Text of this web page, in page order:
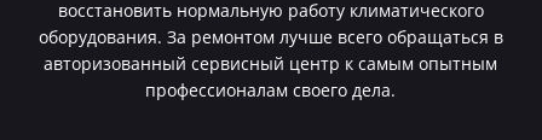
восстановить нормальную работу климатического
оборудования. За ремонтом лучше всего обращаться в
авторизованный сервисный центр к самым опытным
профессионалам своего дела.